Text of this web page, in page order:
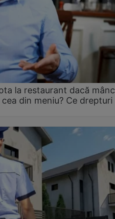
la restaurant dacă
din meniu? Ce drepturi